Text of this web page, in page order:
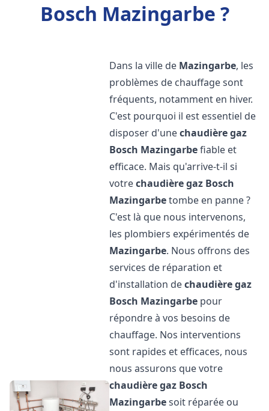
Bosch Mazingarbe ?
Dans la ville de Mazingarbe, les
problèmes de chauffage sont
fréquents, notamment en hiver.
C'est pourquoi il est essentiel de
disposer d'unechaudière gaz
Bosch Mazingarbefiable et
efficace. Mais qu'arrive-t-il si
votrechaudière gaz Bosch
Mazingarbetombe en panne ?
C'est là que nous intervenons,
les plombiers expérimentés de
Mazingarbe. Nous offrons des
services de réparation et
d'installation dechaudière gaz
Bosch Mazingarbe pour
répondre à vos besoins de
chauffage. Nos interventions
sont rapides et efficaces, nous
nous assurons que votre
chaudière gaz Bosch
Mazingarbesoit réparée ou